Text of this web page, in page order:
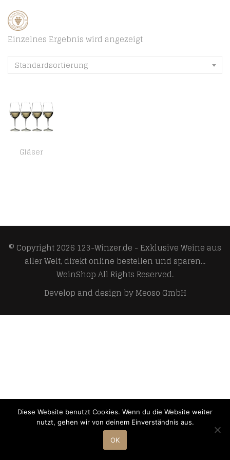
Einzelnes Ergebnis wird angezeigt
Standardsortierung
Gläser
© Copyright 2026 123-Winzer.de - Exklusive Weine aus
aller Welt, direkt online bestellen und sparen...
WeinShopAll Rights Reserved.
Develop and design byMeoso GmbH
Diese Website benutzt Cookies. Wenn du die Website weiter
nutzt, gehen wir von deinem Einverständnis aus.
OK